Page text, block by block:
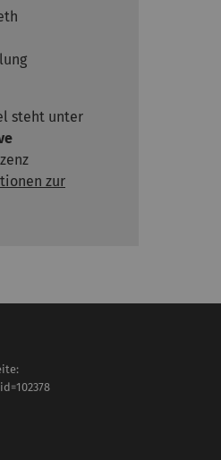
steht unter
zur